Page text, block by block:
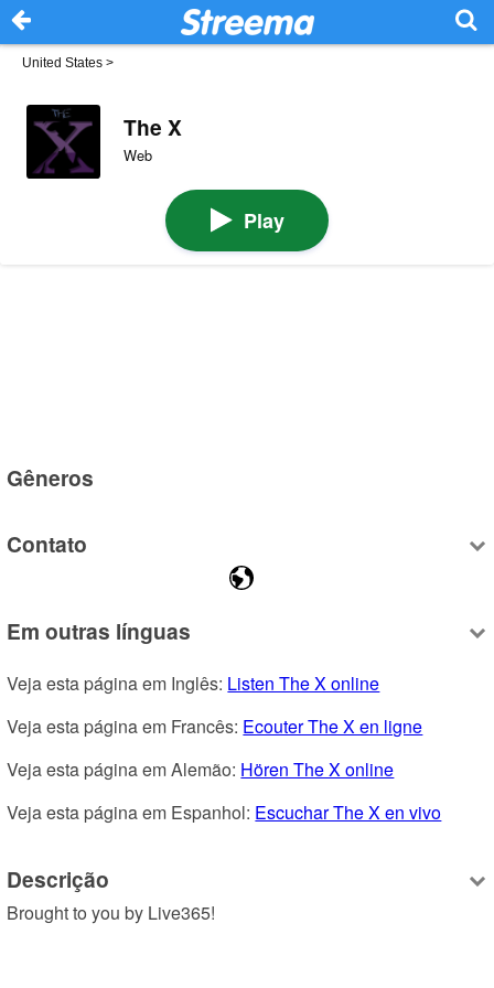
United States >
The X
Web
Play
Gêneros
Contato
Em outras línguas
Veja esta página em Inglês: Listen The X online
Veja esta página em Francês: Ecouter The X en ligne
Veja esta página em Alemão: Hören The X online
Veja esta página em Espanhol: Escuchar The X en vivo
Descrição
Brought to you by Live365!